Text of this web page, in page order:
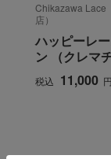
Chikazawa Lace
店）
ハッピーレ
ン （クレマ
税込 11,000 円